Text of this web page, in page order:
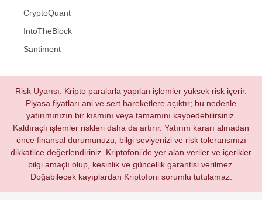
CryptoQuant
IntoTheBlock
Santiment
Risk Uyarısı: Kripto paralarla yapılan işlemler yüksek risk içerir.
Piyasa fiyatları ani ve sert hareketlere açıktır; bu nedenle
yatırımınızın bir kısmını veya tamamını kaybedebilirsiniz.
Kaldıraçlı işlemler riskleri daha da artırır. Yatırım kararı almadan
önce finansal durumunuzu, bilgi seviyenizi ve risk toleransınızı
dikkatlice değerlendiriniz. Kriptofoni’de yer alan veriler ve içerikler
bilgi amaçlı olup, kesinlik ve güncellik garantisi verilmez.
Doğabilecek kayıplardan Kriptofoni sorumlu tutulamaz.